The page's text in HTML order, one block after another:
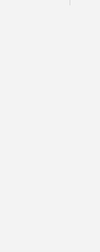
europäischen
verdeutlicht